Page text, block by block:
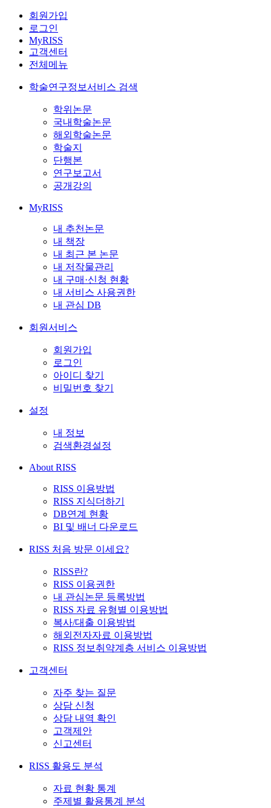
회원가입
로그인
MyRISS
고객센터
전체메뉴
학술연구정보서비스 검색
학위논문
국내학술논문
해외학술논문
학술지
단행본
연구보고서
공개강의
MyRISS
내 추천논문
내 책장
내 최근 본 논문
내 저작물관리
내 구매·신청 현황
내 서비스 사용권한
내 관심 DB
회원서비스
회원가입
로그인
아이디 찾기
비밀번호 찾기
설정
내 정보
검색환경설정
About RISS
RISS 이용방법
RISS 지식더하기
DB연계 현황
BI 및 배너 다운로드
RISS 처음 방문 이세요?
RISS란?
RISS 이용권한
내 관심논문 등록방법
RISS 자료 유형별 이용방법
복사/대출 이용방법
해외전자자료 이용방법
RISS 정보취약계층 서비스 이용방법
고객센터
자주 찾는 질문
상담 신청
상담 내역 확인
고객제안
신고센터
RISS 활용도 분석
자료 현황 통계
주제별 활용통계 분석